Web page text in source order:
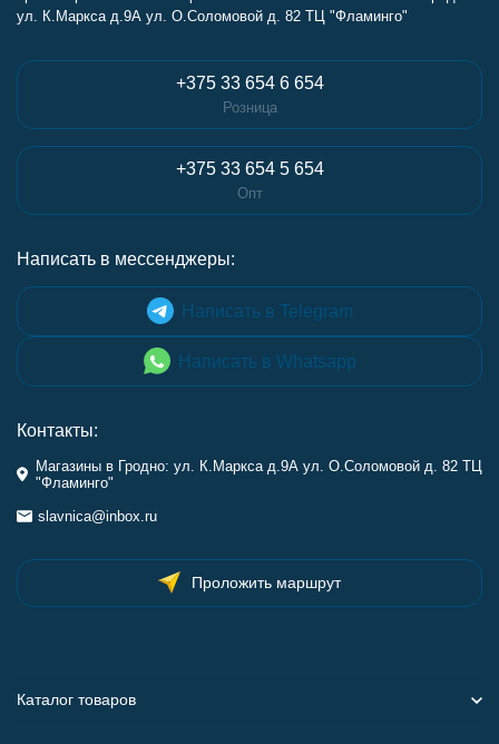
ул. К.Маркса д.9А ул. О.Соломовой д. 82 ТЦ "Фламинго"
+375 33 654 6 654
Розница
+375 33 654 5 654
Опт
Написать в мессенджеры:
Написать в Telegram
Написать в Whatsapp
Контакты:
Магазины в Гродно: ул. К.Маркса д.9А ул. О.Соломовой д. 82 ТЦ
"Фламинго"
slavnica@inbox.ru
Проложить маршрут
Каталог товаров